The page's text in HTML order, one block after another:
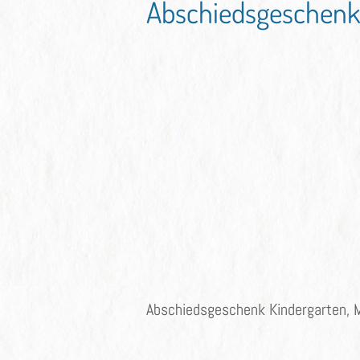
Abschiedsgeschenk Kindergarten,